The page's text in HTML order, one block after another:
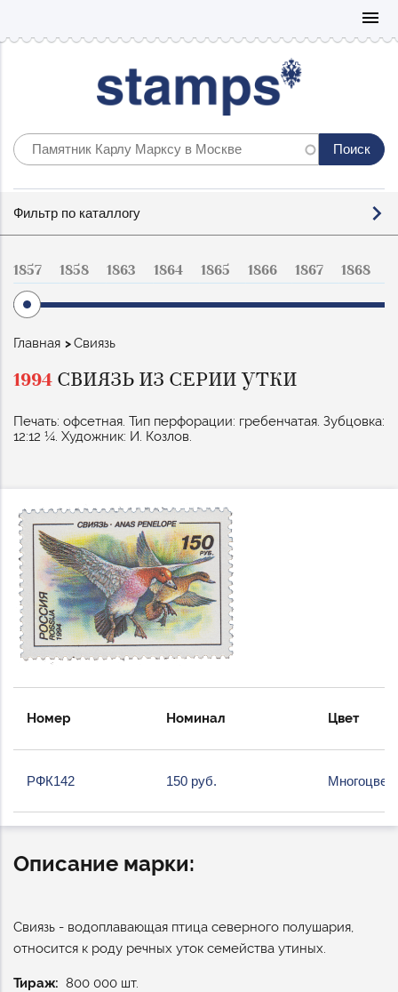
menu
по
Фильтр по каталлогу
1857 1858 1863 1864 1865 1866 1867 1868
Строка
Главная Свиязь
1994 СВИЯЗЬ ИЗ СЕРИИ УТКИ
Печать: офсетная. Тип перфорации: гребенчатая. Зубцовка:
12:12 ¼. Художник: И. Козлов.
Номер Номинал Цвет
РФК142 150 руб.
Описание марки:
Свиязь - водоплавающая птица северного полушария,
относится к роду речных уток семейства утиных.
Тираж
800 000 шт.